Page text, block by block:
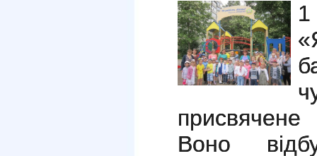
Воно